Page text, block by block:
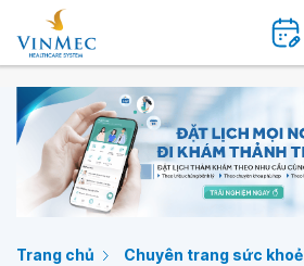
Trang chủ
Chuyên trang sức khoẻ